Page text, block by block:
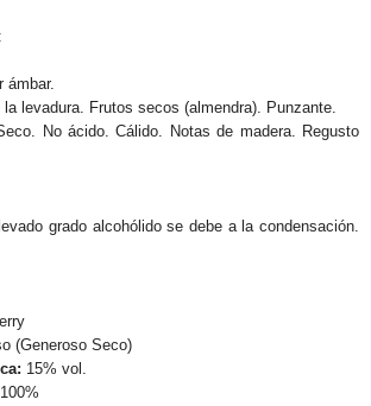
ámbar.
la levadura. Frutos secos (almendra). Punzante.
No ácido. Cálido. Notas de madera. Regusto
grado alcohólido se debe a la condensación.
(Generoso Seco)
15% vol.